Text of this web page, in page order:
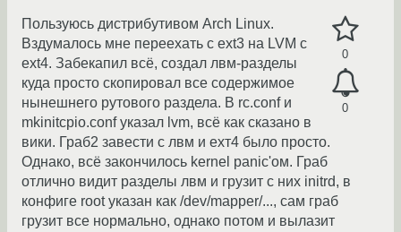
0
0
Пользуюсь дистрибутивом Arch Linux.
Вздумалось мне переехать с ext3 на LVM с
ext4. Забекапил всё, создал лвм-разделы
куда просто скопировал все содержимое
нынешнего рутового раздела. В rc.conf и
mkinitcpio.conf указал lvm, всё как сказано в
вики. Граб2 завести с лвм и ехт4 было просто.
Однако, всё закончилось kernel panic'ом. Граб
отлично видит разделы лвм и грузит с них initrd, в
конфиге root указан как /dev/mapper/..., сам граб
грузит все нормально, однако потом и вылазит